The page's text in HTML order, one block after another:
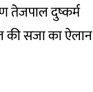
तेजपाल दुष्कर्म
की सजा का ऐलान